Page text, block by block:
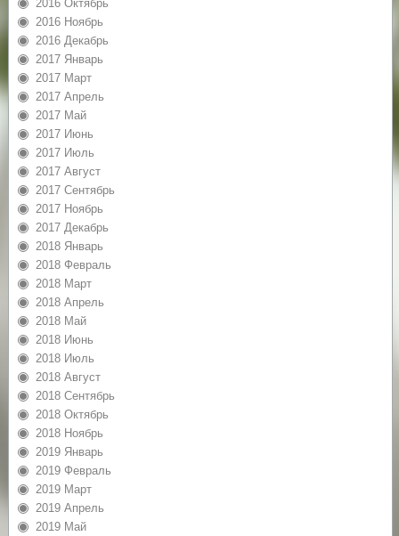
2016 Октябрь
2016 Ноябрь
2016 Декабрь
2017 Январь
2017 Март
2017 Апрель
2017 Май
2017 Июнь
2017 Июль
2017 Август
2017 Сентябрь
2017 Ноябрь
2017 Декабрь
2018 Январь
2018 Февраль
2018 Март
2018 Апрель
2018 Май
2018 Июнь
2018 Июль
2018 Август
2018 Сентябрь
2018 Октябрь
2018 Ноябрь
2019 Январь
2019 Февраль
2019 Март
2019 Апрель
2019 Май